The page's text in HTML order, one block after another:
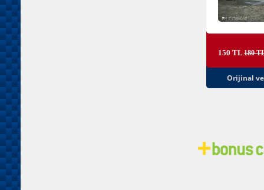
150 TL 180
Orijinal ve